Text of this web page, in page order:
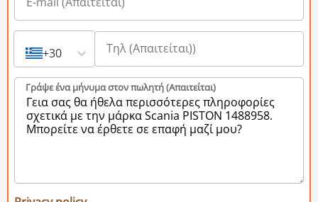
+30
Γράψε ένα μήνυμα στον πωλητή (Aπαιτείται)